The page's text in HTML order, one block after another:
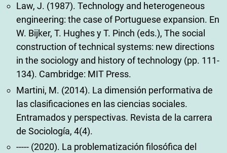
Law, J. (1987). Technology and heterogeneous
engineering: the case of Portuguese expansion. En
W. Bijker, T. Hughes y T. Pinch (eds.), The social
construction of technical systems: new directions
in the sociology and history of technology (pp. 111-
134). Cambridge: MIT Press.
Martini, M. (2014). La dimensión performativa de
las clasificaciones en las ciencias sociales.
Entramados y perspectivas. Revista de la carrera
de Sociología, 4(4).
----- (2020). La problematización filosófica del